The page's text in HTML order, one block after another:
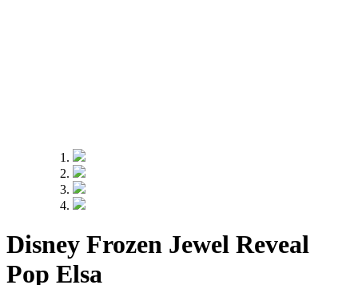
Disney Frozen Jewel Reveal
Pop Elsa